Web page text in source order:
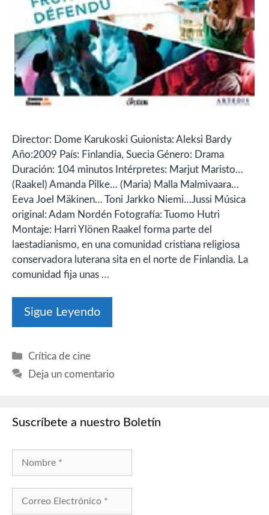
Director: Dome Karukoski Guionista: Aleksi Bardy
Año:2009 País: Finlandia, Suecia Género: Drama
Duración: 104 minutos Intérpretes: Marjut Maristo…
(Raakel) Amanda Pilke… (Maria) Malla Malmivaara…
Eeva Joel Mäkinen… Toni Jarkko Niemi…Jussi Música
original: Adam Nordén Fotografía: Tuomo Hutri
Montaje: Harri Ylönen Raakel forma parte del
laestadianismo, en una comunidad cristiana religiosa
conservadora luterana sita en el norte de Finlandia. La
comunidad fija unas …
Sigue Leyendo
Categorías
Crítica de cine
Deja un comentario
Suscríbete a nuestro Boletín